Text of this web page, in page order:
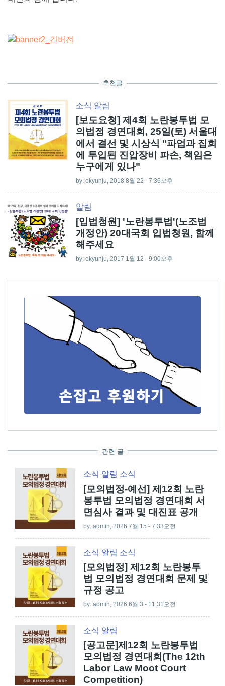
추천글
소식 알림
[보도요청] 제4회 노란봉투법 모
의법정 경연대회, 25일(토) 서울대
에서 결선 및 시상식 "파업과 집회
에 투입된 진압장비 파손, 책임은
누구에게 있나"
by: okyunju , 2018 8월 22 - 7:36오후
알림
[입법청원] '노란봉투법'(노조법
개정안) 20대국회 입법청원, 함께
해주세요
by: okyunju , 2017 1월 12 - 9:00오후
관련 글
소식 알림 소식
[모의법정-예선] 제12회 노란
봉투법 모의법정 경연대회 서
면심사 결과 및 대진표 공개
by: admin, 2026 7월 15 - 7:33오전
소식 알림 소식
[모의법정] 제12회 노란봉투
법 모의법정 경연대회 문제 및
규정 공고
by: admin, 2026 6월 3 - 11:31오전
소식 알림
[공고문]제12회 노란봉투법
모의법정 경연대회(The 12th
Labor Law Moot Court
Competition)